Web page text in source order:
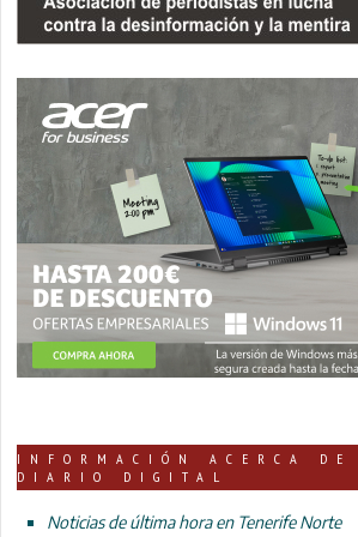
INFORMACIÓN ACERCA DE
DIARIO DIGITAL
Noticias de última hora en Tenerife Norte